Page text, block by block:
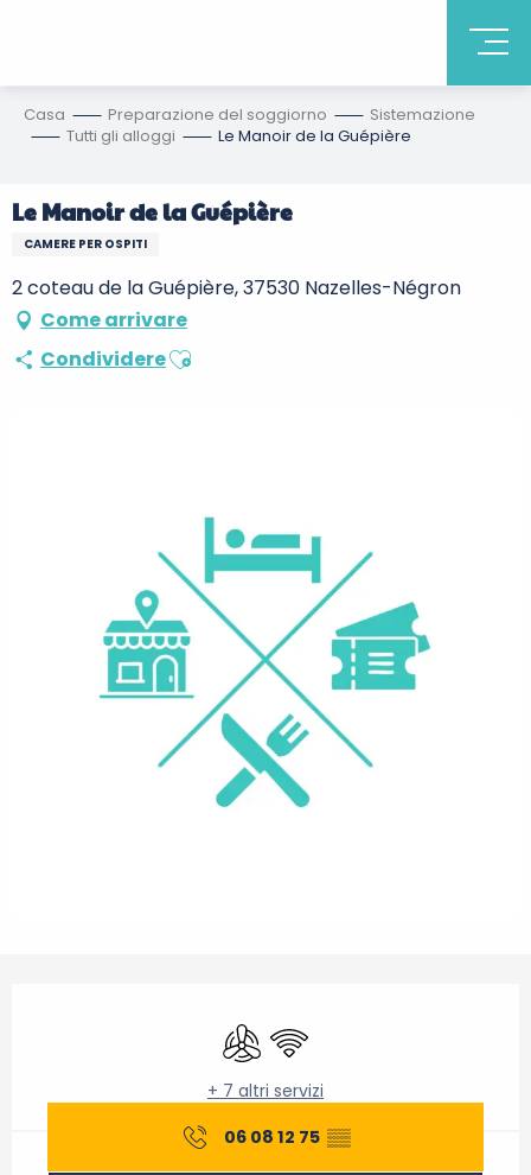
Casa Preparazione del soggiorno
Sistemazione
Tutti gli alloggi
Le Manoir de la Guépière
Le Manoir de la Guépière
CAMERE PER OSPITI
2 coteau de la Guépière, 37530 Nazelles-Négron
Come arrivare
CondividereAjouter aux favoris
Aria condizionata
Wi-Fi
+ 7 altri servizi
06 08 12 75 ▒▒